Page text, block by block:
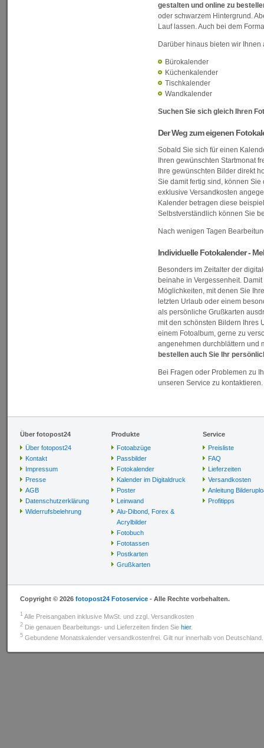
gestalten und online zu
oder schwarzem Hintergrund.
Lauf lassen. Auch bei dem
Darüber hinaus bieten wir
Bürokalender
Küchenkalender
Tischkalender
Wandkalender
Suchen Sie sich gleich Ihren
Der Weg zum eigenen
Sobald Sie sich für einen
Ihren gewünschten Startmonat
Ihre gewünschten Bilder direkt
Sie damit fertig sind, können
exklusive Versandkosten
Kalender betragen diese
Selbstverständlich können Sie
Nach wenigen Tagen
Individuelle Fotokalender -
Besonders im Zeitalter der
beinahe in Vergessenheit.
Möglichkeiten, mit denen Sie
letzten Urlaub oder einem
als persönliche Grußkarten
mit den schönsten Bildern Ihres
einem Fotoalbum, gerne zu
angenehmen durchblättern und
bestellen auch Sie Ihr
Bei Fragen oder Problemen zu
unseren Service zu
Über fotopost24
Über fotopost24
Kontakt
Impressum
Presse
AGB
Datenschutzerklärung
Widerrufsbelehrung
Produkte
Fotoabzüge
Passbilder
Fotokalender
Kalender im Digitaldruck
Poster
Leinwand
Alu-Dibond, Forex &
Acrylbilder
Fotobuch
Fototassen
Postkarten
Grußkarten
Service
Preisliste
FAQ
Lieferzeiten
Versandkosten
Anleitung
Profitipps
Copyright © 2026 fotopost24 Fotoservice - Alle Rechte vorbehalten.
1 Alle Preisangaben inklusive MwSt. und zzgl. Versandkosten
2 Die genauen Bearbeitungs- und Lieferzeiten finden Sie hier.
5 Gebundene Monatskalender versandkostenfrei. Gilt nur innerhalb von Deutschland.